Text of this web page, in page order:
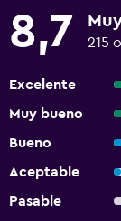
8,7 215
Excelente
Muy bueno
Bueno
Aceptable
Pasable